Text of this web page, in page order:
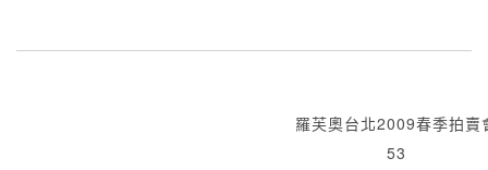
羅芙奧台北2009春季拍賣
53